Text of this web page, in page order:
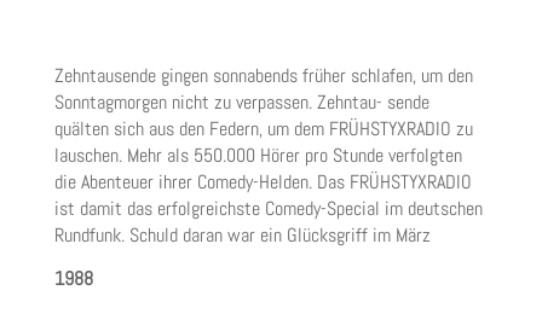
Zehntausende gingen sonnabends früher schlafen, um den
Sonntagmorgen nicht zu verpassen. Zehntau- sende
quälten sich aus den Federn, um dem FRÜHSTYXRADIO zu
lauschen. Mehr als 550.000 Hörer pro Stunde verfolgten
die Abenteuer ihrer Comedy-Helden. Das FRÜHSTYXRADIO
ist damit das erfolgreichste Comedy-Special im deutschen
Rundfunk. Schuld daran war ein Glücksgriff im März
1988